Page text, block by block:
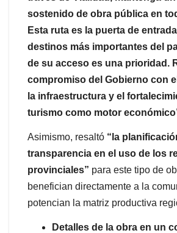
sostenido de obra pública en
Esta ruta es la puerta de
destinos más importantes del
de su acceso es una prioridad.
compromiso del Gobierno con
la infraestructura y el
turismo como motor
Asimismo, resaltó “la
transparencia en el uso de los
provinciales” para este tipo de
benefician directamente a la
potencian la matriz productiva
Detalles de la obra en un